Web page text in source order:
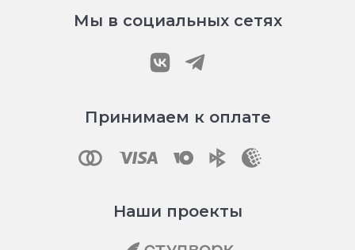
Мы в социальных сетях
Принимаем к оплате
Наши проекты